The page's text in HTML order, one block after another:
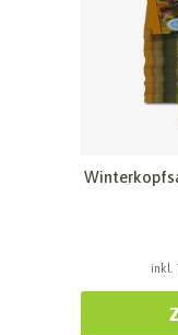
inkl.